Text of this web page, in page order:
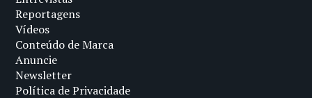
Reportagens
Vídeos
Conteúdo de Marca
Anuncie
Newsletter
Política de Privacidade